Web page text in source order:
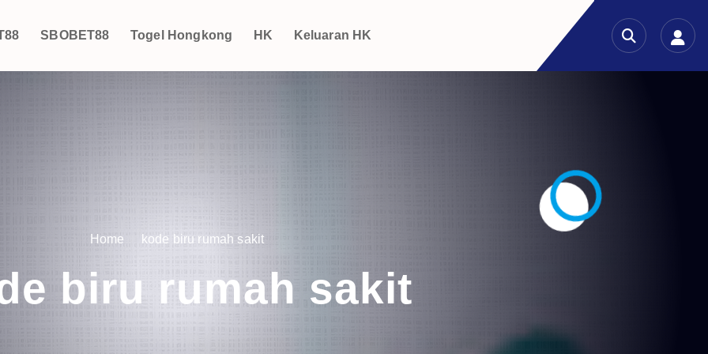
SBOBET88 Togel Hongkong HK Keluaran HK
Home kode biru rumah sakit
biru rumah sakit